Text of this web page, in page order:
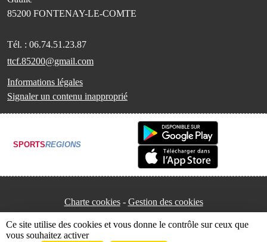
85200 FONTENAY-LE-COMTE
Tél. : 06.74.51.23.87
ttcf.85200@gmail.com
Informations légales
Signaler un contenu inapproprié
SPORTSREGIONS
Charte cookies Gestion des cookies
Ce site utilise des cookies et vous donne le contrôle sur ceux que
vous souhaitez activer